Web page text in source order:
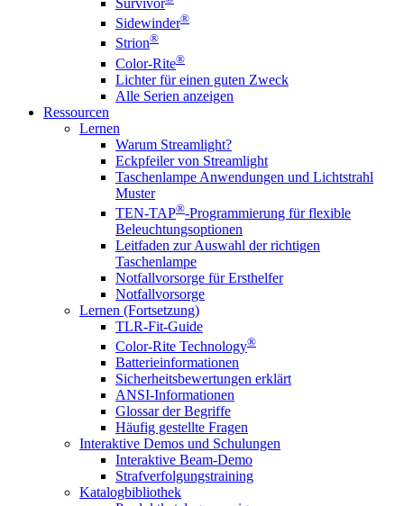
Sidewinder®
Strion®
Color-Rite®
Lichter für einen guten Zweck
Alle Serien anzeigen
Ressourcen
Lernen
Warum Streamlight?
Eckpfeiler von Streamlight
Taschenlampe Anwendungen und Lichtstrahl
Muster
TEN-TAP®-Programmierung für flexible
Beleuchtungsoptionen
Leitfaden zur Auswahl der richtigen
Taschenlampe
Notfallvorsorge für Ersthelfer
Notfallvorsorge
Lernen (Fortsetzung)
TLR-Fit-Guide
Color-Rite Technology®
Batterieinformationen
Sicherheitsbewertungen erklärt
ANSI-Informationen
Glossar der Begriffe
Häufig gestellte Fragen
Interaktive Demos und Schulungen
Interaktive Beam-Demo
Strafverfolgungstraining
Katalogbibliothek